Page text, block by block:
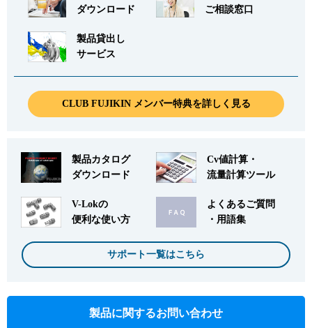
会社情報
Corporate Blog
採用情報
mailお問い合わせ
ダウンロード
ご相談窓口
製品貸出し
サービス
CLUB FUJIKIN メンバー特典を詳しく見る
製品カタログ
ダウンロード
Cv値計算・
流量計算ツール
V-Lokの
便利な使い方
よくあるご質問
・用語集
サポート一覧はこちら
製品に関するお問い合わせ